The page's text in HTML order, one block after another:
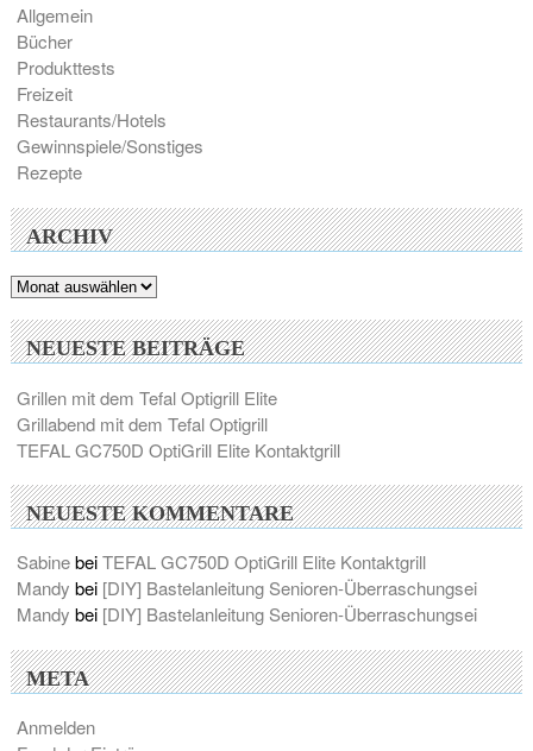
Allgemein
Bücher
Produkttests
Freizeit
Restaurants/Hotels
Gewinnspiele/Sonstiges
Rezepte
ARCHIV
Archiv
NEUESTE BEITRÄGE
Grillen mit dem Tefal Optigrill Elite
Grillabend mit dem Tefal Optigrill
TEFAL GC750D OptiGrill Elite Kontaktgrill
NEUESTE KOMMENTARE
SabinebeiTEFAL GC750D OptiGrill Elite Kontaktgrill
Mandy bei [DIY] Bastelanleitung Senioren-Überraschungsei
Mandy bei [DIY] Bastelanleitung Senioren-Überraschungsei
META
Anmelden